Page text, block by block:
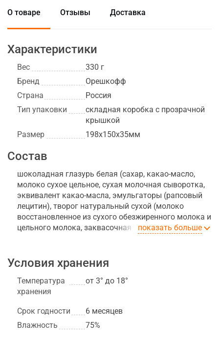
О товаре Отзывы Доставка
Характеристики
Вес
330 г
Бренд
Орешкофф
Страна
Россия
Тип упаковки
складная коробка с прозрачной
крышкой
Размер
198х150х35мм
Состав
шоколадная глазурь белая (сахар, какао-масло,
молоко сухое цельное, сухая молочная сыворотка,
эквивалент какао-масла, эмульгаторы (рапсовый
лецитин), творог натуральный сухой (молоко
восстановленное из сухого обезжиренного молока и
цельного молока, заквасочная культура на основе
subsp. lactis, Lactococcus lactis subsp. lactis biovar
diacetylactis), ядро ореха миндаль жареного,
глазирователь, ежевика сублимированная,
глазирователь (смола гуммилак))
молоко сухое цельное, сухая молочная сыворотка,
эквивалент какао-масла, эмульгаторы (рапсовый
показать больше
Условия хранения
Температура
хранения
от 3° до 18°
Срок годности
6 месяцев
Влажность
75%